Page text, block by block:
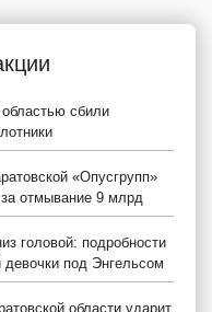
сбили
«Опусгрупп»
отмывание 9 млрд
головой: подробности
девочки под Энгельсом
области ударит